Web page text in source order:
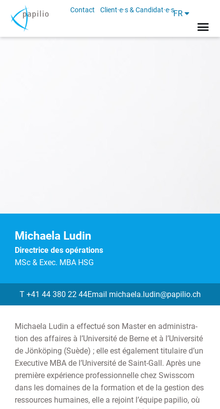
Contact Client·e·s & Candidat·e·sFR
Michaela Ludin
Directrice des opérations
MSc & Exec. MBA HSG
T +41 44 380 22 44Email michaela.ludin@papilio.ch
Mi­chae­la Ludin a ef­fec­tué son Mas­ter en ad­mi­nis­tra­
tion des af­faires à l’Uni­ver­si­té de Berne et à l’Uni­ver­si­té
de Jönkö­ping (Suède) ; elle est éga­le­ment ti­tu­laire d’un
Exe­cu­tive MBA de l’Uni­ver­si­té de Saint-Gall. Après une
pre­mière ex­pé­rience pro­fes­sion­nelle chez Swiss­com
dans les do­maines de la for­ma­tion et de la ges­tion des
res­sources hu­maines, elle a rejoint l’équipe pa­pi­lio, où